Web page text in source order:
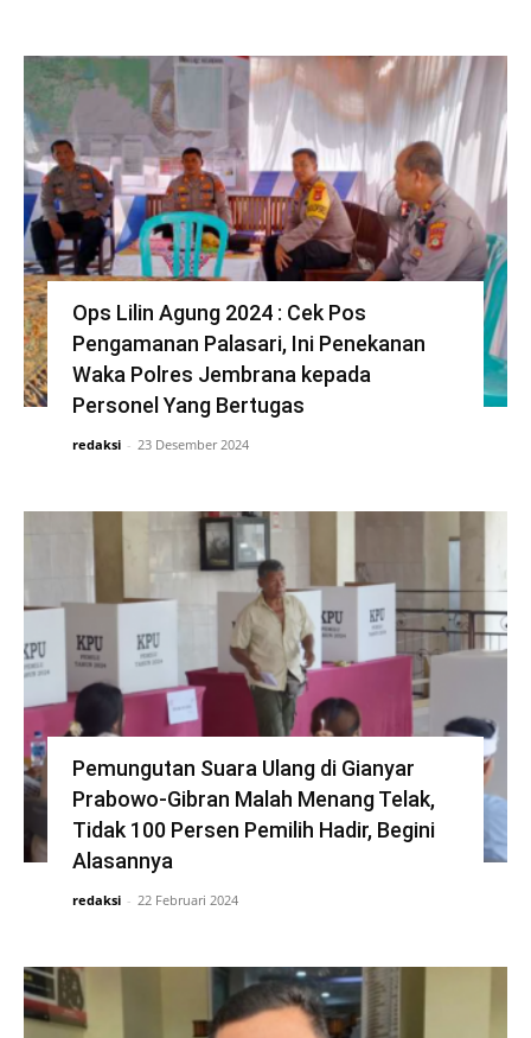
Ops Lilin Agung 2024 : Cek Pos
Pengamanan Palasari, Ini Penekanan
Waka Polres Jembrana kepada
Personel Yang Bertugas
redaksi - 23 Desember 2024
Pemungutan Suara Ulang di Gianyar
Prabowo-Gibran Malah Menang Telak,
Tidak 100 Persen Pemilih Hadir, Begini
Alasannya
redaksi - 22 Februari 2024